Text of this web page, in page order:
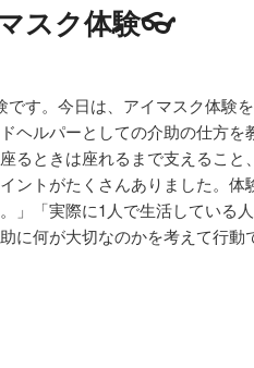
スク体験👓
す。今日は、アイマスク体験
ヘルパーとしての介助の仕方
るときは座れるまで支えるこ
ントがたくさんありました。 体
」
「実際に1人で生活している
に何が大切なのかを考えて行